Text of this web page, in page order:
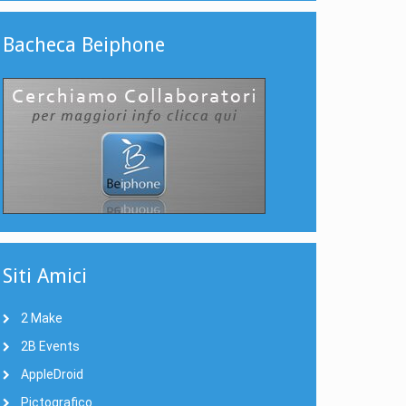
Bacheca Beiphone
Siti Amici
2 Make
2B Events
AppleDroid
Pictografico